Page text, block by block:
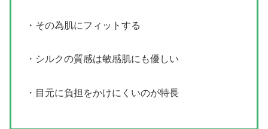
・その為肌にフィットする
・シルクの質感は敏感肌にも優しい
・目元に負担をかけにくいのが特長